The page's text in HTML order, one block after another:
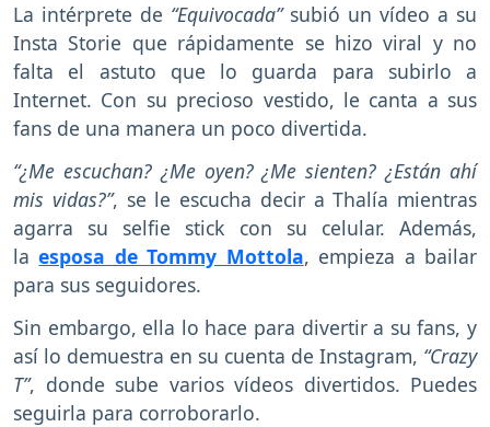
La intérprete de “Equivocada” subió un vídeo a su
Insta Storie que rápidamente se hizo viral y no
falta el astuto que lo guarda para subirlo a
Internet. Con su precioso vestido, le canta a sus
fans de una manera un poco divertida.
“¿Me escuchan? ¿Me oyen? ¿Me sienten? ¿Están ahí
mis vidas?”, se le escucha decir a Thalía mientras
agarra su selfie stick con su celular. Además,
laesposa de Tommy Mottola, empieza a bailar
para sus seguidores.
Sin embargo, ella lo hace para divertir a su fans, y
así lo demuestra en su cuenta de Instagram, “Crazy
T”, donde sube varios vídeos divertidos. Puedes
seguirla para corroborarlo.